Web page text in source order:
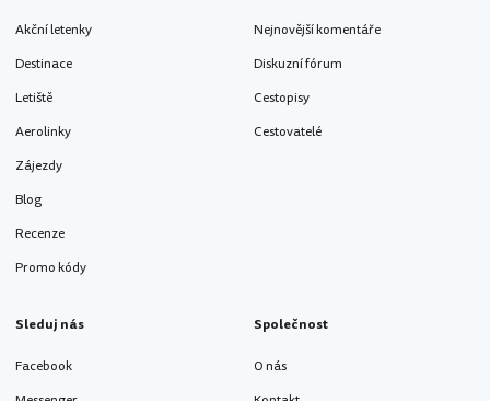
Akční letenky
Destinace
Letiště
Aerolinky
Zájezdy
Blog
Recenze
Promo kódy
Nejnovější komentáře
Diskuzní fórum
Cestopisy
Cestovatelé
Sleduj nás
Facebook
Společnost
O nás